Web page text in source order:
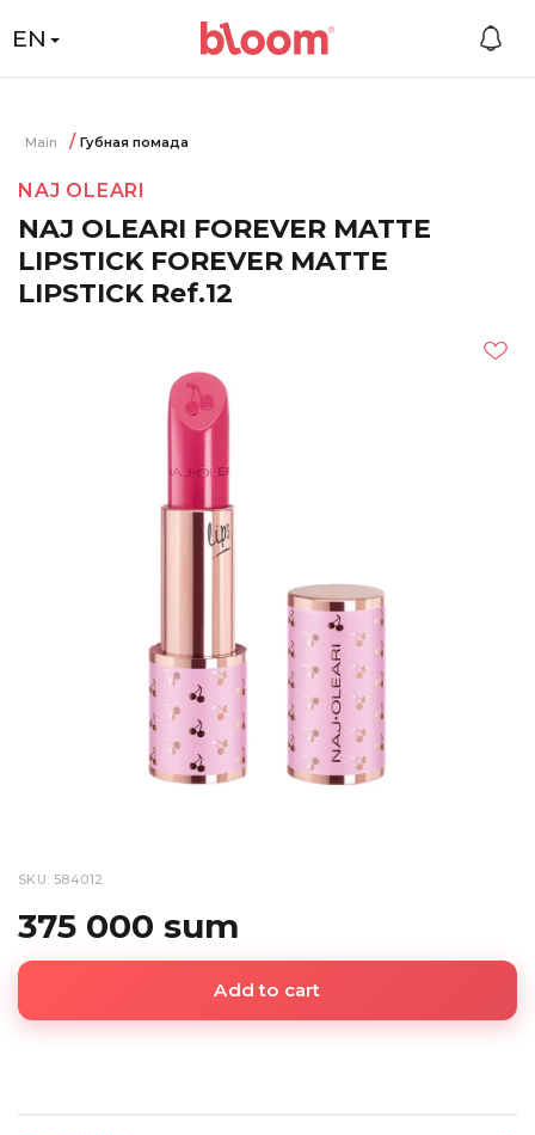
EN
Main Губная помада
NAJ OLEARI
NAJ OLEARI FOREVER MATTE
LIPSTICK FOREVER MATTE
LIPSTICK Ref.12
SKU: 584012
375 000 sum
Add to cart